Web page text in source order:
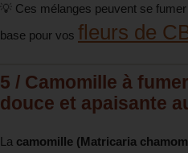
💡 Ces mélanges peuvent se
base pour vos fleurs de
5 / Camomille à
douce et apaisante
La camomille (Matricaria